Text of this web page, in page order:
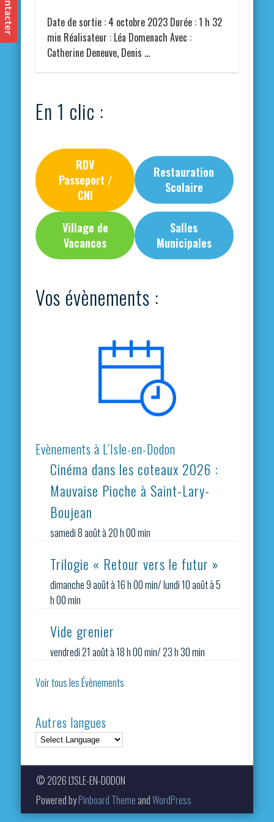
Date de sortie : 4 octobre 2023 Durée : 1 h 32
min Réalisateur : Léa Domenach Avec :
Catherine Deneuve, Denis …
En 1 clic :
RDV
Passeport /
CNI
Restauration
Scolaire
Village de
Vacances
Salles
Municipales
Vos évènements :
Evènements à L’Isle-en-Dodon
Cinéma dans les coteaux 2026 :
Mauvaise Pioche à Saint-Lary-
Boujean
samedi 8 août à 20 h 00 min
Trilogie « Retour vers le futur »
dimanche 9 août à 16 h 00 min/lundi 10 août à 5
h 00 min
Vide grenier
vendredi 21 août à 18 h 00 min/23 h 30 min
Voir tous les Évènements
Autres langues
© 2026 L'ISLE-EN-DODON
Powered byPinboard Theme andWordPress